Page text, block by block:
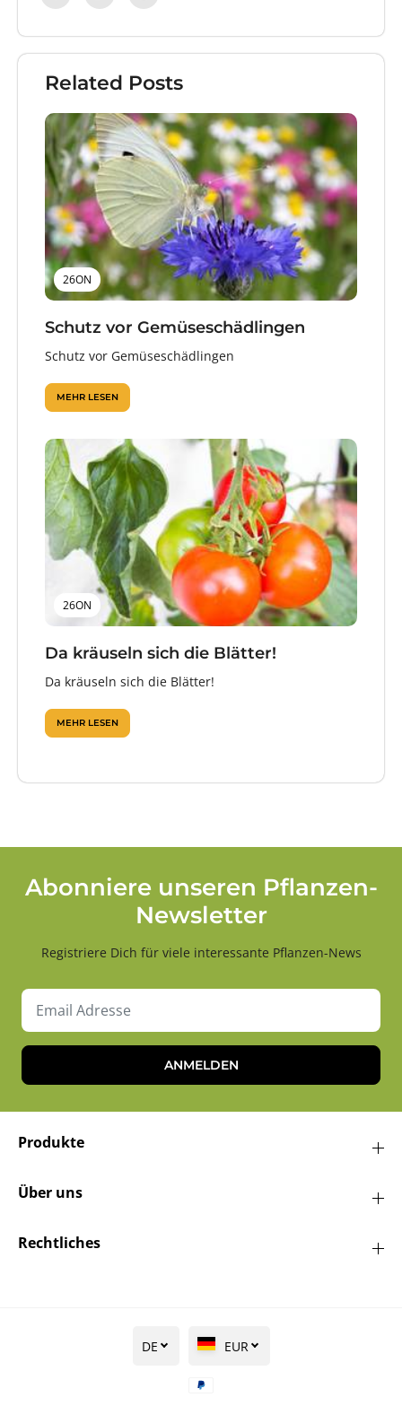
Related Posts
26ON
Schutz vor Gemüseschädlingen
Schutz vor Gemüseschädlingen
MEHR LESEN
26ON
Da kräuseln sich die Blätter!
Da kräuseln sich die Blätter!
MEHR LESEN
Abonniere unseren Pflanzen-
Newsletter
Registriere Dich für viele interessante Pflanzen-News
ANMELDEN
Produkte
Über uns
Rechtliches
DE EUR